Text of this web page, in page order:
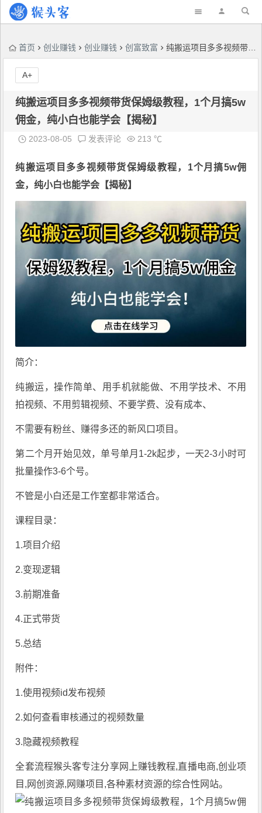
首页 创业赚钱 创业赚钱 创富致富 纯搬运项目多多视频带货保姆级教程，1个月搞5w佣金，纯小白也能学会【揭秘】
纯搬运项目多多视频带货保姆级教程，1个月搞5w
佣金，纯小白也能学会【揭秘】
2023-08-05 发表评论 213 ℃
纯搬运项目 多多视频带货保姆级教程，1个月搞5w佣
金，纯小白也能学会【揭秘】
简介：
纯搬运，操作简单、用手机就能做、不用学技术、不用
拍视频、不用剪辑视频、不要学费、没有成本、
不需要有粉丝、赚得多还的新风口项目。
第二个月开始见效，单号单月1-2k起步，一天2-3小时可
批量操作3-6个号。
不管是小白还是工作室都非常适合。
课程目录：
1.项目介绍
2.变现逻辑
3.前期准备
4.正式带货
5.总结
附件：
1.使用视频id发布视频
2.如何查看审核通过的视频数量
3.隐藏视频教程
全套流程猴头客专注分享网上赚钱教程,直播电商,创业项
目,网创资源, 网赚项目 ,各种素材资源的综合性网站。
A+